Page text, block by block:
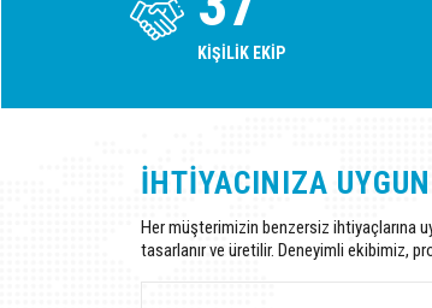
KIŞILIK EKIP
İHTIYACINIZA
Her müşterimizin benzersiz ihtiyaçlarına
tasarlanır ve üretilir. Deneyimli ekibimiz,